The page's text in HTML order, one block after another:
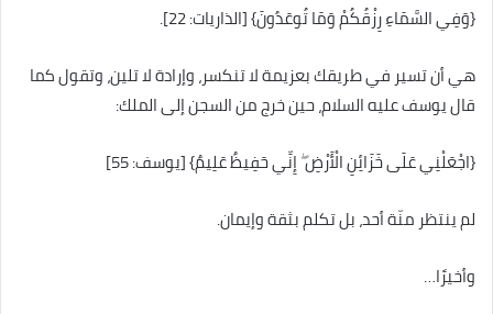
{وَفِي السَّمَاءِ رِزْقُكُمْ وَمَا تُوعَدُونَ} [الذاريات: 22].
هي أن تسير في طريقك بعزيمة لا تنكسر، وإرادة لا تلين، وتقول كما
قال يوسف عليه السلام، حين خرج من السجن إلى الملك:
{اجْعَلْنِي عَلَى خَزَائِنِ الْأَرْضِ ۖ إِنِّي حَفِيظٌ عَلِيمٌ} [يوسف: 55]
لم ينتظر منّة أحد، بل تكلم بثقة وإيمان.
وأخيرًا…